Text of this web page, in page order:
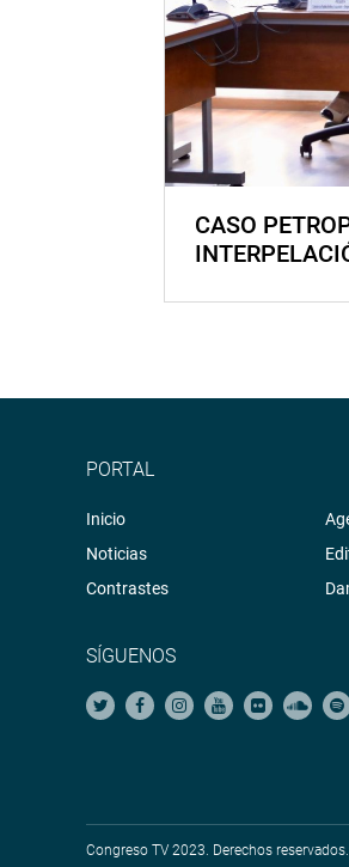
CASO
PORTAL
Inicio
Noticias
Contrastes
SÍGUENOS
Congreso TV 2023. Derechos reservados.